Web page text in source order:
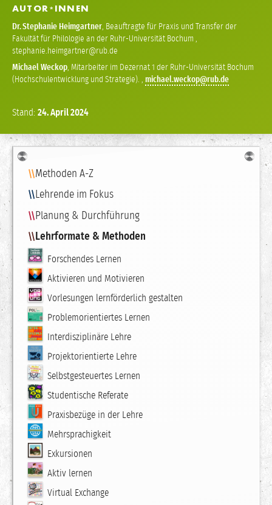
AUTOR* INNEN
Dr.Stephanie Heimgartner, Beauftragte für Praxis und Transfer der
Fakultät für Philologie an der Ruhr-Universität Bochum ,
stephanie heimgartner
Michael Weckop, Mitarbeiter im Dezernat 1 der Ruhr-Universität Bochum
(Hochschulentwicklung und Strategie). , michaelweckop
Stand: 24.April2024
Navigation
Methoden A-Z
Lehrende im Fokus
Planung & Durchführung
Lehrformate & Methoden
Forschendes Lernen
Aktivieren und Motivieren
Vorlesungen lernförderlich gestalten
Problemorientiertes Lernen
Interdisziplinäre Lehre
Projektorientierte Lehre
Selbstgesteuertes Lernen
Studentische Referate
Praxisbezüge in der Lehre
Mehrsprachigkeit
Exkursionen
Aktiv lernen
Virtual Exchange